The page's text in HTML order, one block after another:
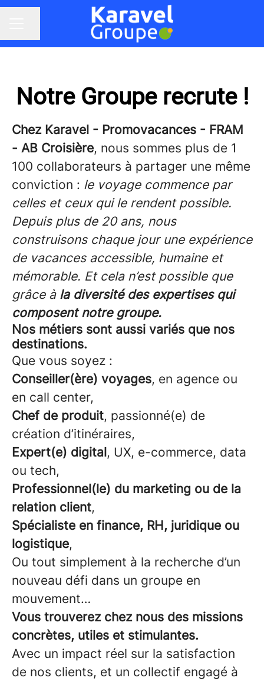
Partager la page
Notre Groupe recrute !
Chez Karavel - Promovacances - FRAM
- AB Croisière, nous sommes plus de 1
100 collaborateurs à partager une même
conviction : le voyage commence par
celles et ceux qui le rendent possible.
Depuis plus de 20 ans, nous
construisons chaque jour une expérience
de vacances accessible, humaine et
mémorable. Et cela n’est possible que
grâce à la diversité des expertises qui
composent notre groupe.
Nos métiers sont aussi variés que nos
destinations.
Que vous soyez :
Conseiller(ère) voyages, en agence ou
en call center,
Chef de produit, passionné(e) de
création d’itinéraires,
Expert(e) digital, UX, e-commerce, data
ou tech,
Professionnel(le) du marketing ou de la
relation client,
Spécialiste en finance, RH, juridique ou
logistique,
Ou tout simplement à la recherche d’un
nouveau défi dans un groupe en
mouvement…
Vous trouverez chez nous des missions
concrètes, utiles et stimulantes.
Avec un impact réel sur la satisfaction
de nos clients, et un collectif engagé à